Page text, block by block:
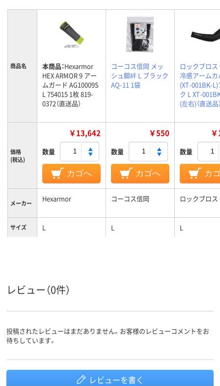
商品名 本商品：Hexarmor
HEX ARMOR 9 アー
ムガード AG10009S
L 754015 1枚 819-
0372（直送品）
コーコス信岡 メッ
シュ脚絆 L ブラック
AQ-11 1袋
ロックブロス
冷感アームカ
(XT-001BK-
ク L XT-
(左右)（直送品
価格
(税込)
￥13,642
数量
カゴへ
￥550
数量
カゴへ
数量
カ
メーカー Hexarmor コーコス信岡 ロックブロス
サイズ L L L
レビュー（0件）
投稿されたレビューはまだありません。お客様のレビューコメントをお
待ちしています。
レビューを書く